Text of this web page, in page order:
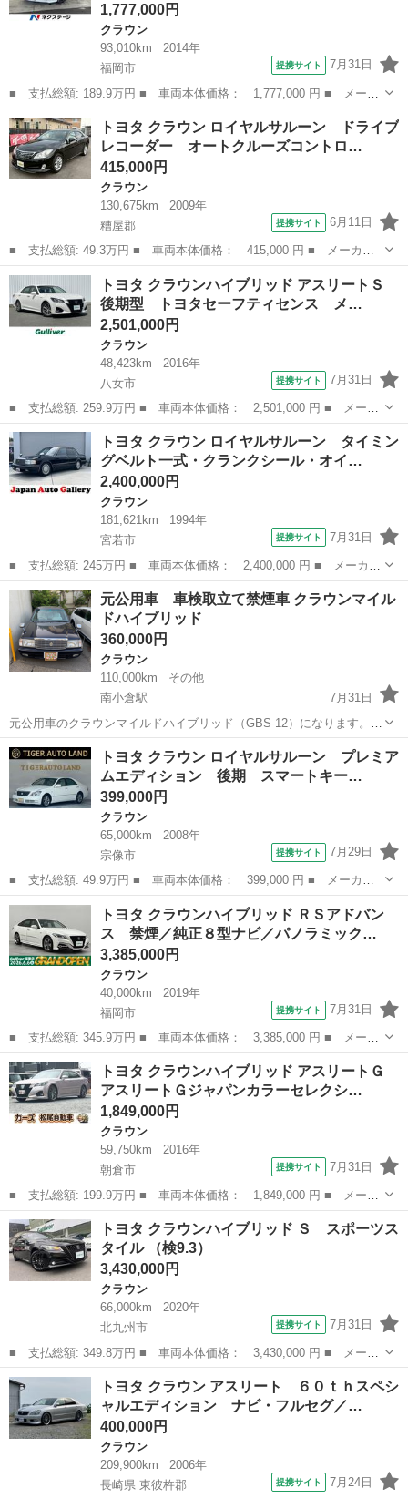
1,777,000円
クラウン
93,010km
2014年
福岡市
提携サイト 7月31日
■ 支払総額: 189.9万円 ■ 車両本体価格： 1,777,000 円 ■ メーカ
ー名： トヨタ ■ 車種名： クラウンハイブリッド ■ グレード
名： アスリートＳ ブラックスタイル 純正ＳＤナビ バックカメ
ラ １００...
福岡 福岡市 クラウン
トヨタ クラウン ロイヤルサルーン ドライブ
レコーダー オートクルーズコントロ…
415,000円
クラウン
130,675km
2009年
糟屋郡
提携サイト 6月11日
■ 支払総額: 49.3万円 ■ 車両本体価格： 415,000 円 ■ メーカー
名： トヨタ ■ 車種名： クラウン ■ グレード名： ロイヤルサ
ルーン ドライブレコーダー オートクルーズコントロール ナビ
ＴＶ アルミ...
福岡 糟屋郡 クラウン
トヨタ クラウンハイブリッド アスリートＳ
後期型 トヨタセーフティセンス メ…
2,501,000円
クラウン
48,423km
2016年
八女市
提携サイト 7月31日
■ 支払総額: 259.9万円 ■ 車両本体価格： 2,501,000 円 ■ メーカ
ー名： トヨタ ■ 車種名： クラウンハイブリッド ■ グレード
名： アスリートＳ 後期型 トヨタセーフティセンス メーカー純
正ナビ 全...
福岡 八女市 クラウン
トヨタ クラウン ロイヤルサルーン タイミン
グベルト一式・クランクシール・オイ…
2,400,000円
クラウン
181,621km
1994年
宮若市
提携サイト 7月31日
■ 支払総額: 245万円 ■ 車両本体価格： 2,400,000 円 ■ メーカー
名： トヨタ ■ 車種名： クラウン ■ グレード名： ロイヤルサ
ルーン タイミングベルト一式・クランクシール・オイルポンプ・オ
イルシール...
福岡 宮若市 クラウン
元公用車 車検取立て禁煙車 クラウンマイル
ドハイブリッド
360,000円
クラウン
110,000km
その他
南小倉駅
7月31日
元公用車のクラウンマイルドハイブリッド（GBS-12）になります。
2015年式の割には非常に程度が良いと思います。 4月24日に車検を受
けて来ましたので安心してお乗りいただけます。 純正のレースのシー
トカバー付きで、内装も...
福岡 北九州市 南小倉駅 クラウン 公用車
トヨタ クラウン ロイヤルサルーン プレミア
ムエディション 後期 スマートキー…
399,000円
クラウン
65,000km
2008年
宗像市
提携サイト 7月29日
■ 支払総額: 49.9万円 ■ 車両本体価格： 399,000 円 ■ メーカー
名： トヨタ ■ 車種名： クラウン ■ グレード名： ロイヤルサ
ルーン プレミアムエディション 後期 スマートキー プッシュス
タート ＨＤ...
福岡 宗像市 クラウン
トヨタ クラウンハイブリッド ＲＳアドバン
ス 禁煙／純正８型ナビ／パノラミック…
3,385,000円
クラウン
40,000km
2019年
福岡市
提携サイト 7月31日
■ 支払総額: 345.9万円 ■ 車両本体価格： 3,385,000 円 ■ メーカ
ー名： トヨタ ■ 車種名： クラウンハイブリッド ■ グレード
名： ＲＳアドバンス 禁煙／純正８型ナビ／パノラミックビューモ
ニター／ヘ...
福岡 福岡市 クラウン
トヨタ クラウンハイブリッド アスリートＧ
アスリートＧジャパンカラーセレクシ…
1,849,000円
クラウン
59,750km
2016年
朝倉市
提携サイト 7月31日
■ 支払総額: 199.9万円 ■ 車両本体価格： 1,849,000 円 ■ メーカ
ー名： トヨタ ■ 車種名： クラウンハイブリッド ■ グレード
名： アスリートＧ アスリートＧジャパンカラーセレクションパッ
ケージ ド...
福岡 朝倉市 クラウン
トヨタ クラウンハイブリッド Ｓ スポーツス
タイル （検9.3）
3,430,000円
クラウン
66,000km
2020年
北九州市
提携サイト 7月31日
■ 支払総額: 349.8万円 ■ 車両本体価格： 3,430,000 円 ■ メーカ
ー名： トヨタ ■ 車種名： クラウンハイブリッド ■ グレード
名： Ｓ スポーツスタイル ■ 排気量： 2500cc ■ ドア枚
数： ...
福岡 北九州市 クラウン
トヨタ クラウン アスリート ６０ｔｈスペシ
ャルエディション ナビ・フルセグ／…
400,000円
クラウン
209,900km
2006年
長崎県 東彼杵郡
提携サイト 7月24日